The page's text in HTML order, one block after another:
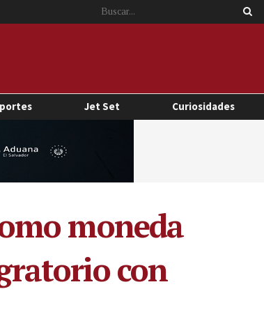
Jet Set Curiosidades
moneda
con